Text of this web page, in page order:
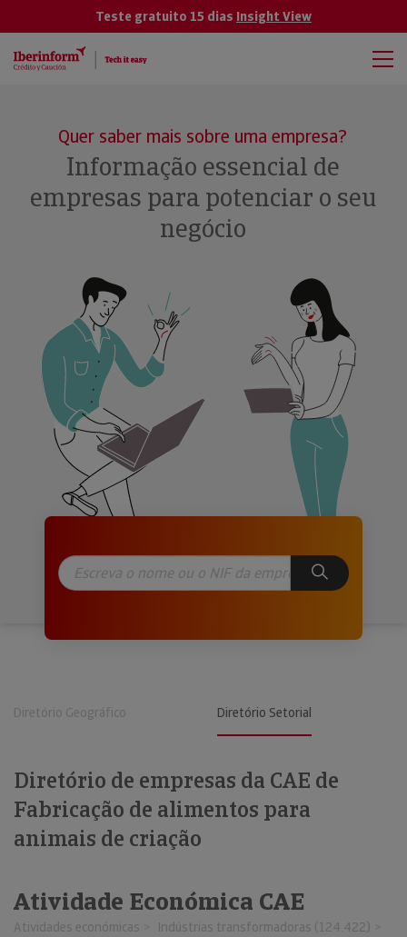
Teste gratuito 15 dias Insight View
Quer saber mais sobre uma empresa?
Informação essencial de
empresas para potenciar o seu
negócio
Diretório Geográfico Diretório Setorial
Diretório de empresas da CAE de
Fabricação de alimentos para
animais de criação
Atividade Económica CAE
Atividades económicas
Indústrias transformadoras (124.422)